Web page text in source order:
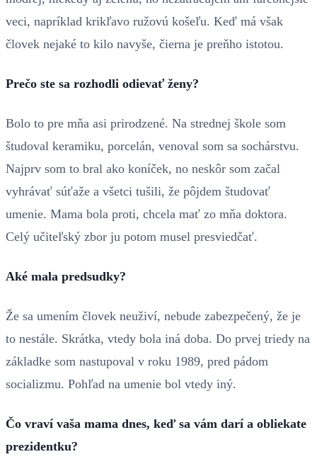
veci, napríklad krikľavo ružovú košeľu. Keď má však
človek nejaké to kilo navyše, čierna je preňho istotou.
Prečo ste sa rozhodli odievať ženy?
Bolo to pre mňa asi prirodzené. Na strednej škole som
študoval keramiku, porcelán, venoval som sa sochárstvu.
Najprv som to bral ako koníček, no neskôr som začal
vyhrávať súťaže a všetci tušili, že pôjdem študovať
umenie. Mama bola proti, chcela mať zo mňa doktora.
Celý učiteľský zbor ju potom musel presviedčať.
Aké mala predsudky?
Že sa umením človek neuživí, nebude zabezpečený, že je
to nestále. Skrátka, vtedy bola iná doba. Do prvej triedy na
základke som nastupoval v roku 1989, pred pádom
socializmu. Pohľad na umenie bol vtedy iný.
Čo vraví vaša mama dnes, keď sa vám darí a obliekate
prezidentku?